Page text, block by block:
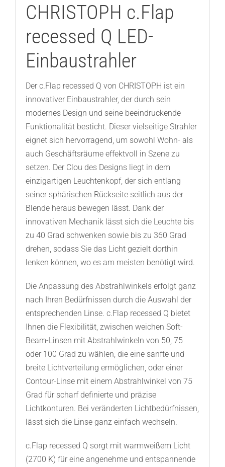
CHRISTOPH c.Flap
recessed Q LED-
Einbaustrahler
Der c.Flap recessed Q von CHRISTOPH ist ein
innovativer Einbaustrahler, der durch sein
modernes Design und seine beeindruckende
Funktionalität besticht. Dieser vielseitige Strahler
eignet sich hervorragend, um sowohl Wohn- als
auch Geschäftsräume effektvoll in Szene zu
setzen. Der Clou des Designs liegt in dem
einzigartigen Leuchtenkopf, der sich entlang
seiner sphärischen Rückseite seitlich aus der
Blende heraus bewegen lässt. Dank der
innovativen Mechanik lässt sich die Leuchte bis
zu 40 Grad schwenken sowie bis zu 360 Grad
drehen, sodass Sie das Licht gezielt dorthin
lenken können, wo es am meisten benötigt wird.
Die Anpassung des Abstrahlwinkels erfolgt ganz
nach Ihren Bedürfnissen durch die Auswahl der
entsprechenden Linse. c.Flap recessed Q bietet
Ihnen die Flexibilität, zwischen weichen Soft-
Beam-Linsen mit Abstrahlwinkeln von 50, 75
oder 100 Grad zu wählen, die eine sanfte und
breite Lichtverteilung ermöglichen, oder einer
Contour-Linse mit einem Abstrahlwinkel von 75
Grad für scharf definierte und präzise
Lichtkonturen. Bei veränderten Lichtbedürfnissen,
lässt sich die Linse ganz einfach wechseln.
c.Flap recessed Q sorgt mit warmweißem Licht
(2700 K) für eine angenehme und entspannende